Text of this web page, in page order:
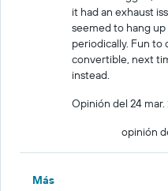
it had an exhaust
seemed to hang
periodically. Fun to
convertible, next
instead.
Opinión del 24 mar.
opinión
Más